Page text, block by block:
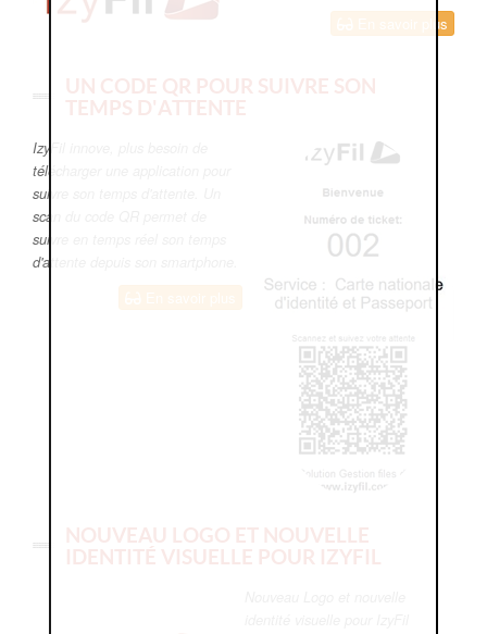
En savoir plus
UN CODE QR POUR SUIVRE SON
TEMPS D'ATTENTE
IzyFil innove, plus besoin de
télécharger une application pour
suivre son temps d'attente. Un
scan du code QR permet de
suivre en temps réel son temps
d'attente depuis son smartphone.
NOUVEAU LOGO ET NOUVELLE
IDENTITÉ VISUELLE POUR IZYFIL